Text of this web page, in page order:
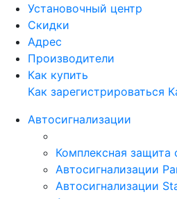
Установочный центр
Скидки
Адрес
Производители
Как купить
Как зарегистрироваться
Автосигнализации
Комплексная защита
Автосигнализации
Автосигнализации